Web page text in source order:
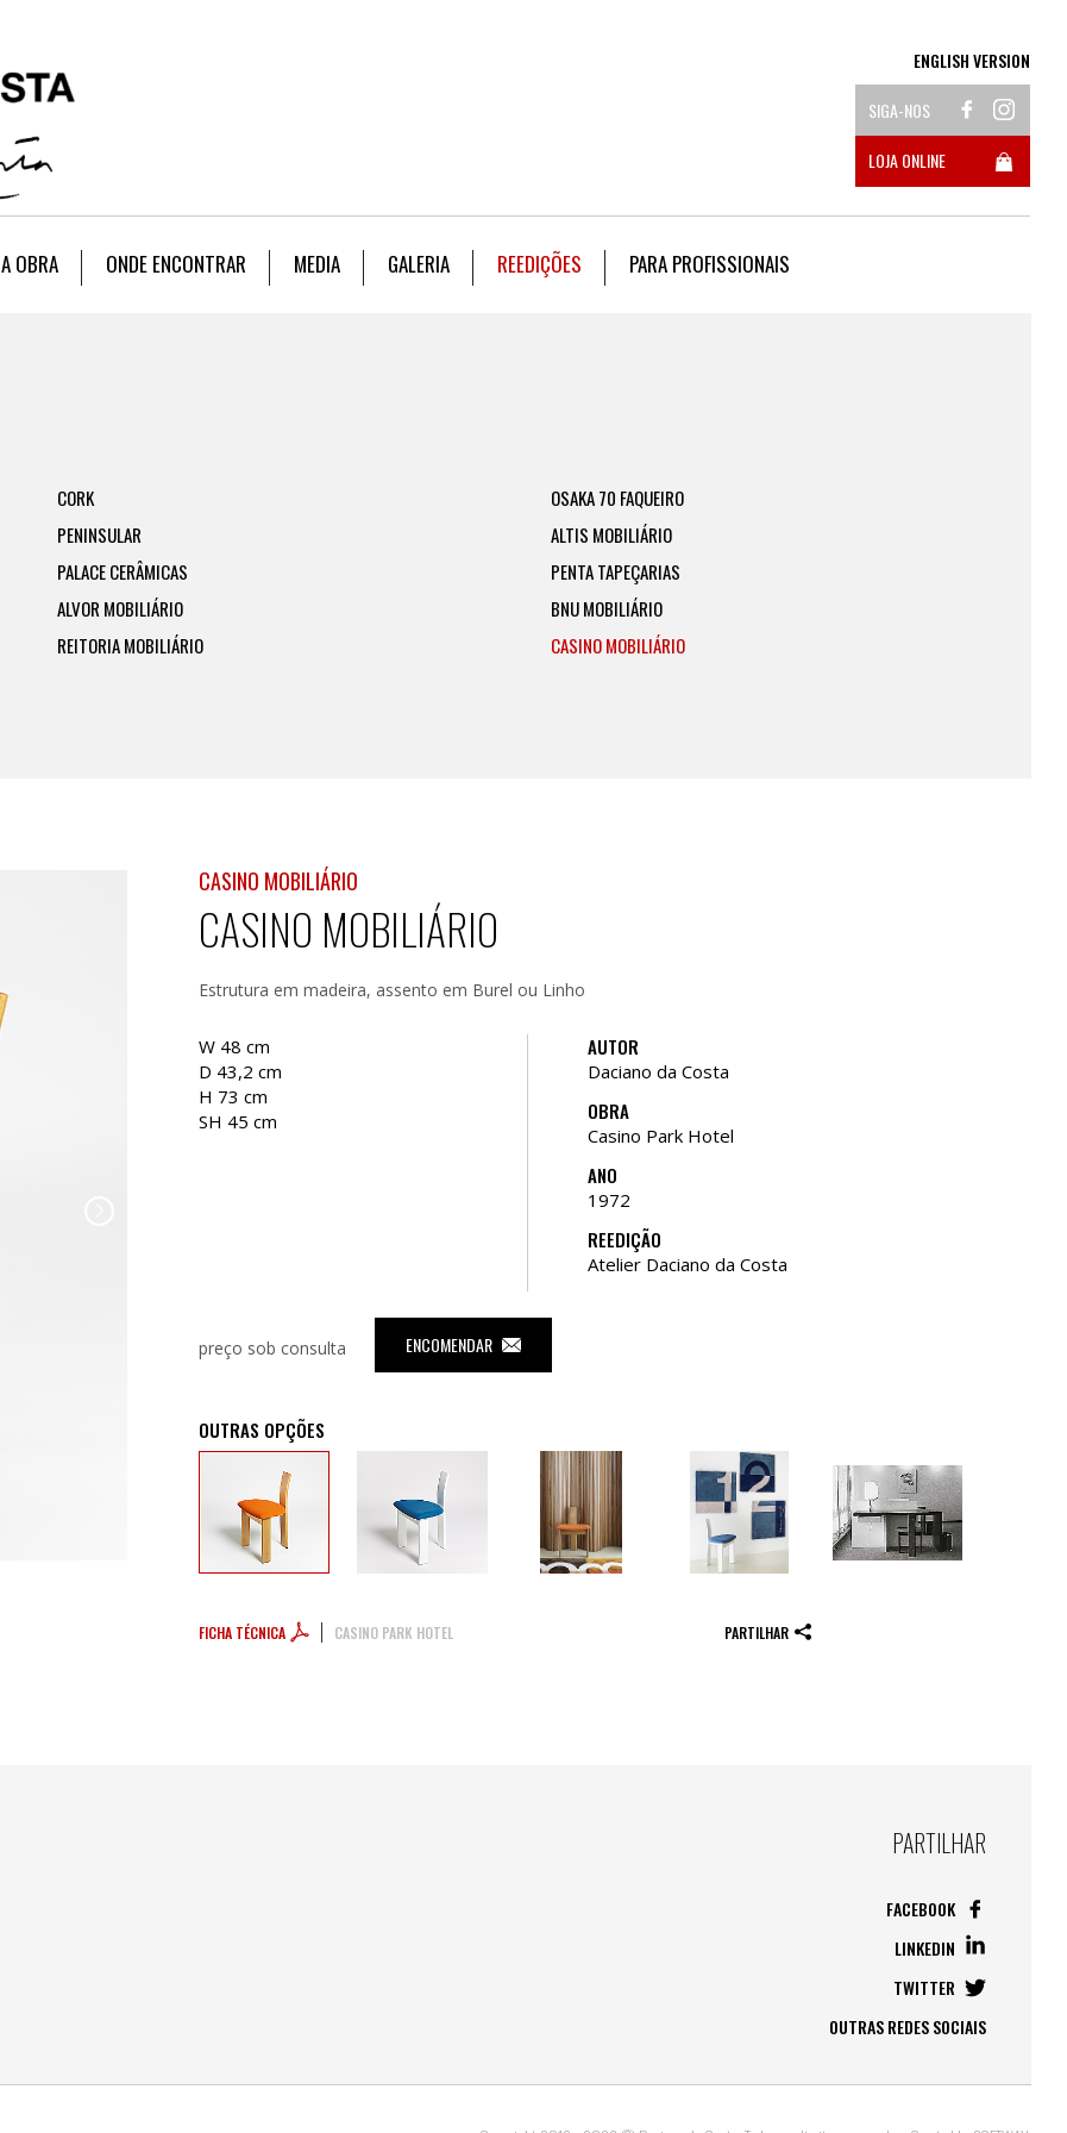
ENGLISH VERSION
SIGA-NOS
LOJA ONLINE
A OBRA ONDE ENCONTRAR MEDIA GALERIA REEDIÇÕES PARA PROFISSIONAIS
CORK
OSAKA 70 FAQUEIRO
PENINSULAR
ALTIS MOBILIÁRIO
PALACE CERÂMICAS
PENTA TAPEÇARIAS
ALVOR MOBILIÁRIO
BNU MOBILIÁRIO
REITORIA MOBILIÁRIO
CASINO MOBILIÁRIO
CASINO MOBILIÁRIO
CASINO MOBILIÁRIO
Estrutura em madeira, assento em Burel ou Linho
W 48 cm
D 43,2 cm
H 73 cm
SH 45 cm
AUTOR
Daciano da Costa
OBRA
Casino Park Hotel
ANO
1972
REEDIÇÃO
Atelier Daciano da Costa
preço sob consulta ENCOMENDAR
OUTRAS OPÇÕES
FICHA TÉCNICA CASINO PARK HOTEL PARTILHAR
PARTILHAR
FACEBOOK
LINKEDIN
TWITTER
OUTRAS REDES SOCIAIS